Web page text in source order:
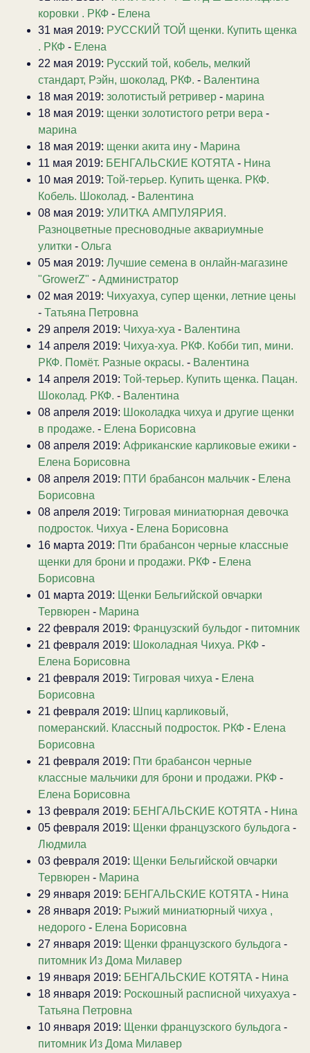
коровки . РКФ - Елена
31 мая 2019: РУССКИЙ ТОЙ щенки. Купить щенка
. РКФ - Елена
22 мая 2019: Русский той, кобель, мелкий
стандарт, Рэйн, шоколад, РКФ. - Валентина
18 мая 2019: золотистый ретривер - марина
18 мая 2019: щенки золотистого ретри вера -
марина
18 мая 2019: щенки акита ину - Марина
11 мая 2019: БЕНГАЛЬСКИЕ КОТЯТА - Нина
10 мая 2019: Той-терьер. Купить щенка. РКФ.
Кобель. Шоколад. - Валентина
08 мая 2019: УЛИТКА АМПУЛЯРИЯ.
Разноцветные пресноводные аквариумные
улитки - Ольга
05 мая 2019: Лучшие семена в онлайн-магазине
"GrowerZ" - Администратор
02 мая 2019: Чихуахуа, супер щенки, летние цены
- Татьяна Петровна
29 апреля 2019: Чихуа-хуа - Валентина
14 апреля 2019: Чихуа-хуа. РКФ. Кобби тип, мини.
РКФ. Помёт. Разные окрасы. - Валентина
14 апреля 2019: Той-терьер. Купить щенка. Пацан.
Шоколад. РКФ. - Валентина
08 апреля 2019: Шоколадка чихуа и другие щенки
в продаже. - Елена Борисовна
08 апреля 2019: Африканские карликовые ежики -
Елена Борисовна
08 апреля 2019: ПТИ брабансон мальчик - Елена
Борисовна
08 апреля 2019: Тигровая миниатюрная девочка
подросток. Чихуа - Елена Борисовна
16 марта 2019: Пти брабансон черные классные
щенки для брони и продажи. РКФ - Елена
Борисовна
01 марта 2019: Щенки Бельгийской овчарки
Тервюрен - Марина
22 февраля 2019: Французский бульдог - питомник
21 февраля 2019: Шоколадная Чихуа. РКФ -
Елена Борисовна
21 февраля 2019: Тигровая чихуа - Елена
Борисовна
21 февраля 2019: Шпиц карликовый,
померанский. Классный подросток. РКФ - Елена
Борисовна
21 февраля 2019: Пти брабансон черные
классные мальчики для брони и продажи. РКФ -
Елена Борисовна
13 февраля 2019: БЕНГАЛЬСКИЕ КОТЯТА - Нина
05 февраля 2019: Щенки французского бульдога -
Людмила
03 февраля 2019: Щенки Бельгийской овчарки
Тервюрен - Марина
29 января 2019: БЕНГАЛЬСКИЕ КОТЯТА - Нина
28 января 2019: Рыжий миниатюрный чихуа ,
недорого - Елена Борисовна
27 января 2019: Щенки французского бульдога -
питомник Из Дома Милавер
19 января 2019: БЕНГАЛЬСКИЕ КОТЯТА - Нина
18 января 2019: Роскошный расписной чихуахуа -
Татьяна Петровна
10 января 2019: Щенки французского бульдога -
питомник Из Дома Милавер